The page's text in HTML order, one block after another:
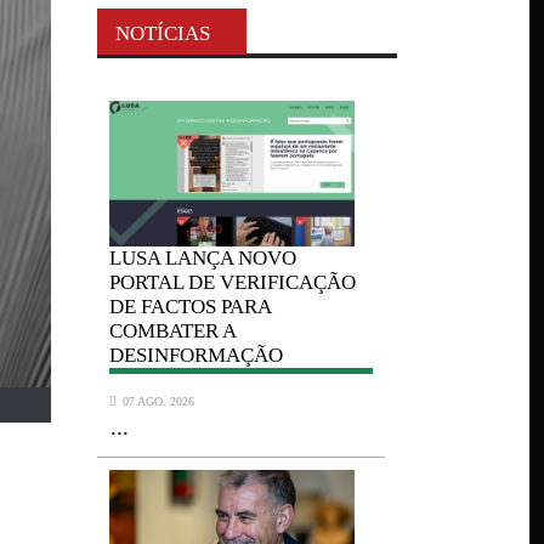
NOTÍCIAS
LUSALANÇA NOVO
PORTAL DE VERIFICAÇÃO
DE FACTOS PARA
COMBATER A
DESINFORMAÇÃO
07 AGO. 2026
...